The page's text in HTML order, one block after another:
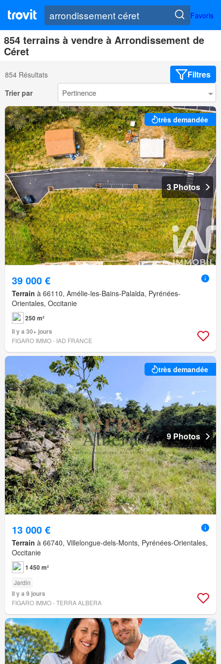
Favoris
854 terrains à vendre à Arrondissement de
Céret
854 Résultats Filtres
Trier par
très demandée
3 Photos
39 000 €
Terrain à 66110, Amélie-les-Bains-Palalda, Pyrénées-
Orientales, Occitanie
250 m²
Il y a 30+ jours
FIGARO IMMO - IAD FRANCE
très demandée
9 Photos
13 000 €
Terrain à 66740, Villelongue-dels-Monts, Pyrénées-Orientales,
Occitanie
1 450 m²
Jardin
Il y a 9 jours
FIGARO IMMO - TERRA ALBERA